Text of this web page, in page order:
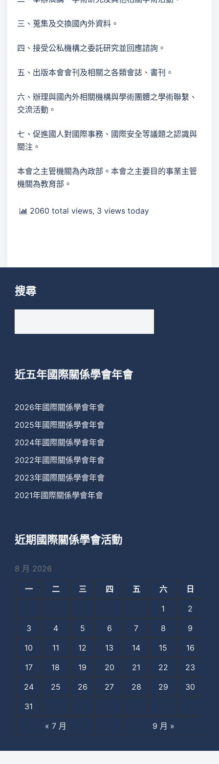
三、蒐集及交換國內外資料。
四、接受公私機構之委託研究並回應諮詢。
五、出版本會會刊及相關之各類會誌、書刊。
六、辦理與國內外相關機構與學術團體之學術聯繫、
交流活動。
七、促進國人對國際事務、國際安全等議題之認識與
關注。
本會之主管機關為內政部。本會之主要目的事業主管
機關為教育部。
2060 total views, 3 views today
搜尋
字:
近五年國際關係學會年會
2026年國際關係學會年會
2025年國際關係學會年會
2024年國際關係學會年會
2022年國際關係學會年會
2023年國際關係學會年會
2021年國際關係學會年會
近期國際關係學會活動
8 月 2026
一 二 三 四 五 六
日
1
2
3
4 5 6 7 8
9
10
11 12 13 14 15
16
17
18 19 20 21 22
23
24
25 26 27 28 29
30
31
« 7 月
9 月 »